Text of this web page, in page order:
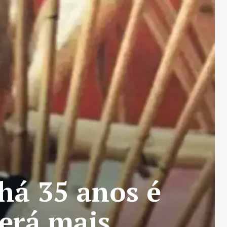
35 anos é